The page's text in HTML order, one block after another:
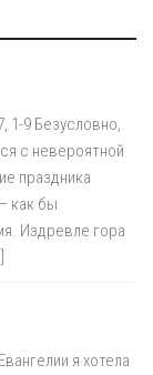
1-9 Безусловно,
с невероятной
праздника
как бы
Издревле гора
я хотела